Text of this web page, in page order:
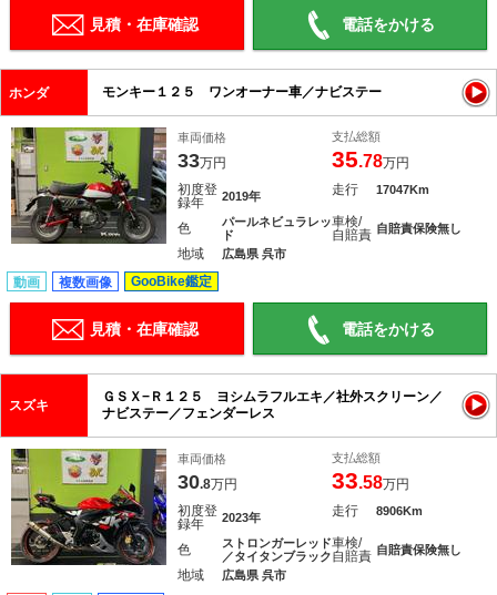
見積・在庫確認 電話をかける
ホンダ モンキー１２５ ワンオーナー車／ナビステー
車両価格
33万円
支払総額
35.78万円
初度登
録年
2019年 走行 17047Km
色
パールネビュラレッ
ド
車検/
自賠責 自賠責保険無し
地域 広島県 呉市
動画 複数画像 GooBike鑑定
見積・在庫確認 電話をかける
スズキ
ＧＳＸ−Ｒ１２５ ヨシムラフルエキ／社外スクリーン／
ナビステー／フェンダーレス
車両価格
30.8万円
支払総額
33.58万円
初度登
録年
2023年 走行 8906Km
色
ストロンガーレッド
／タイタンブラック
車検/
自賠責 自賠責保険無し
地域 広島県 呉市